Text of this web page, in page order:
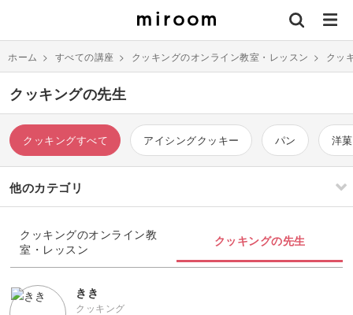
ホーム > すべての講座 > クッキングのオンライン教室・レッスン > クッ
クッキングの先生
クッキングすべて アイシングクッキー パン 洋
他のカテゴリ
刺繍
すべて
すべてソーイング
クッキングのオンライン教
室・レッスン
クッキングの先生
きき
クッキング